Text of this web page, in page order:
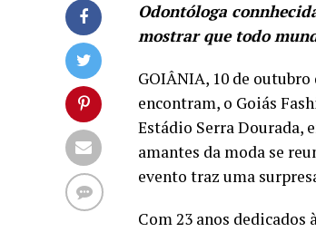
Odontóloga
mostrar que todo
GOIÂNIA, 10 de
encontram, o Goiás
Estádio Serra Dourada,
amantes da moda se
evento traz uma
Com 23 anos